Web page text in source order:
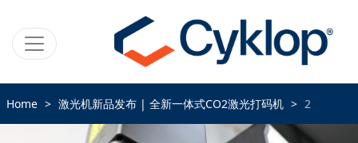
Home 激光机新品发布 | 全新一体式CO2激光打码机 2